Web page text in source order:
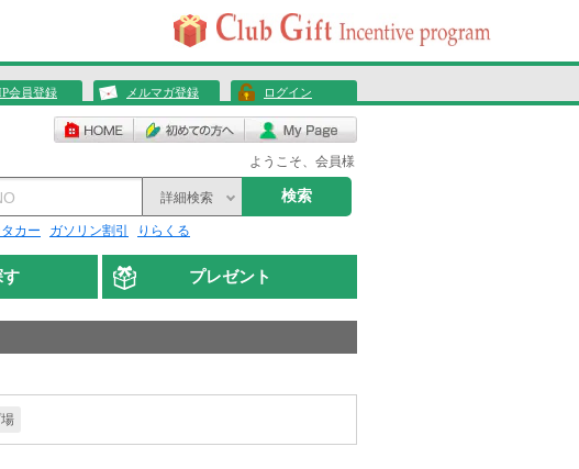
会員登録 メルマガ登録 ログイン
ようこそ、会員様
詳細検索 検索
カー ガソリン割引 りらくる
す プレゼント